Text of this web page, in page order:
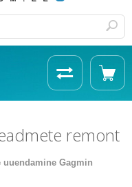
remont
Gagmin